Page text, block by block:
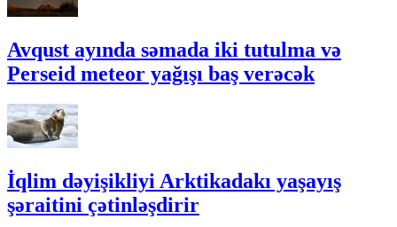
Avqust ayında səmada iki tutulma və
Perseid meteor yağışı baş verəcək
İqlim dəyişikliyi Arktikadakı yaşayış
şəraitini çətinləşdirir